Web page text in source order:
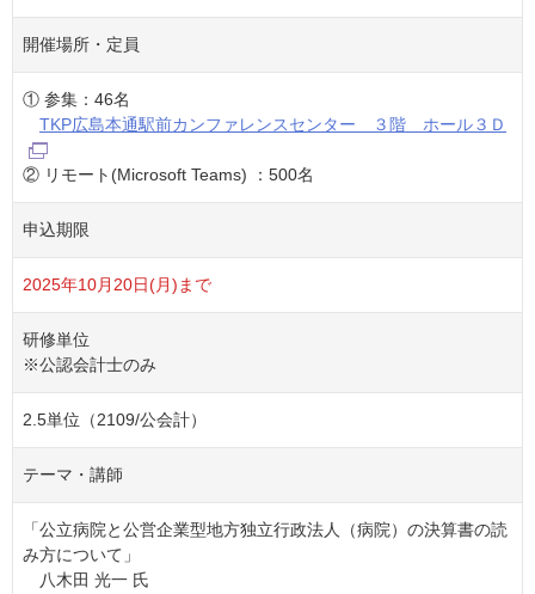
開催場所・定員
① 参集：46名
TKP広島本通駅前カンファレンスセンター ３階 ホール３Ｄ
② リモート(Microsoft Teams) ：500名
申込期限
2025年10月20日(月)まで
研修単位
※公認会計士のみ
2.5単位（2109/公会計）
テーマ・講師
「公立病院と公営企業型地方独立行政法人（病院）の決算書の読
み方について」
八木田 光一 氏